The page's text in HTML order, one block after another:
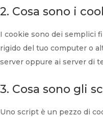
2. Cosa sono i
I cookie sono dei semplici
rigido del tuo computer o
server oppure ai server di
3. Cosa sono gli
Uno script è un pezzo di